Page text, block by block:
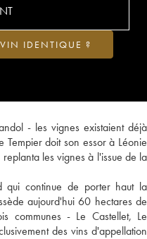
- les vignes existaient déjà
Tempier doit son essor à Léonie
les vignes à l'issue de la
qui continue de porter haut la
aujourd'hui 60 hectares de
communes - Le Castellet, Le
des vins d'appellation
IDENTIQUE ?